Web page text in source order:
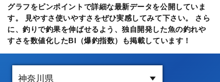
グラフをピンポイントで詳細な最新データを公開していま
す。 見やすさ使いやすさをぜひ実感してみて下さい。 さら
に、釣りで釣果を伸ばせるよう、独自開発した魚の釣れや
すさを数値化したBI（爆釣指数）も掲載しています！